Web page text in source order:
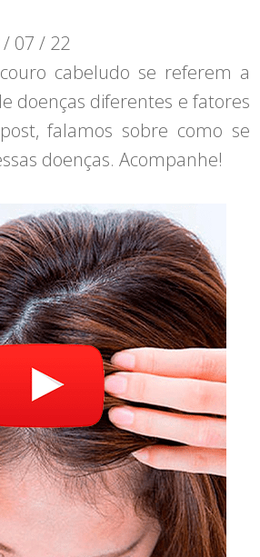
/ 07 / 22
cabeludo se referem a
doenças diferentes e fatores
falamos sobre como se
doenças. Acompanhe!